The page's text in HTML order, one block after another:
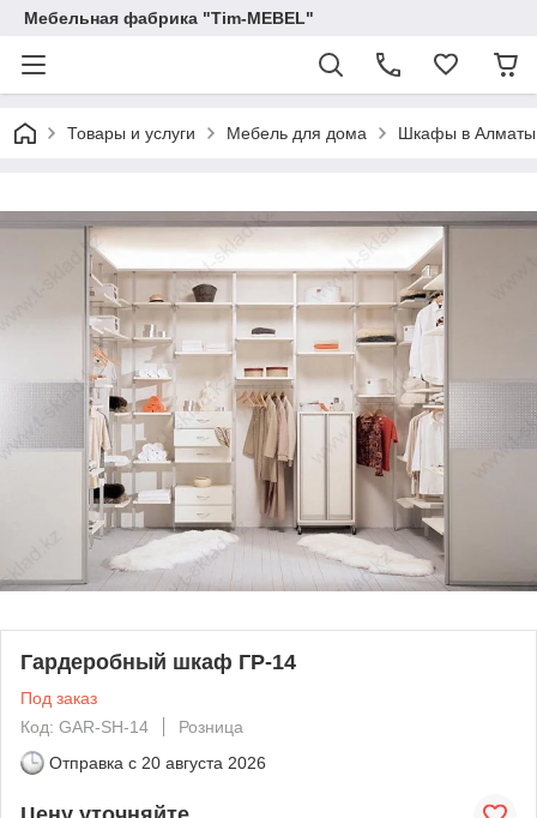
Мебельная фабрика "Tim-MEBEL"
Товары и услуги Мебель для дома Шкафы в Алматы
Гардеробный шкаф ГР-14
Под заказ
Код: GAR-SH-14
Розница
Отправка с 20 августа 2026